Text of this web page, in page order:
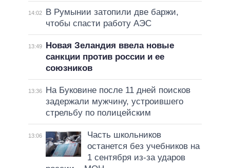
14:02
В Румынии затопили две баржи,
чтобы спасти работу АЭС
13:49
Новая Зеландия ввела новые
санкции против россии и ее
союзников
13:36
На Буковине после 11 дней поисков
задержали мужчину, устроившего
стрельбу по полицейским
13:06
Часть школьников
останется без учебников на
1 сентября из-за ударов